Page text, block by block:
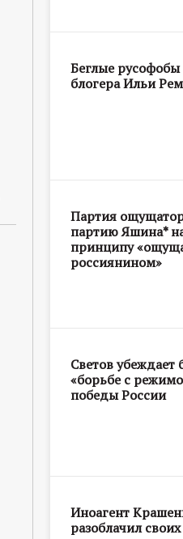
Беглые русофобы
блогера Ильи
Партия
партию Яшина*
принципу
россиянином»
Светов убеждает
«борьбе с
победы России
Иноагент
разоблачил